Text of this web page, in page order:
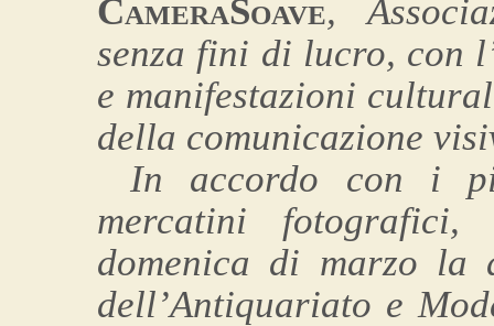
CameraSoave,
senza fini di lucro, con
e manifestazioni
della comunicazione
In accordo con i
mercatini
domenica di marzo la
dell’Antiquariato e